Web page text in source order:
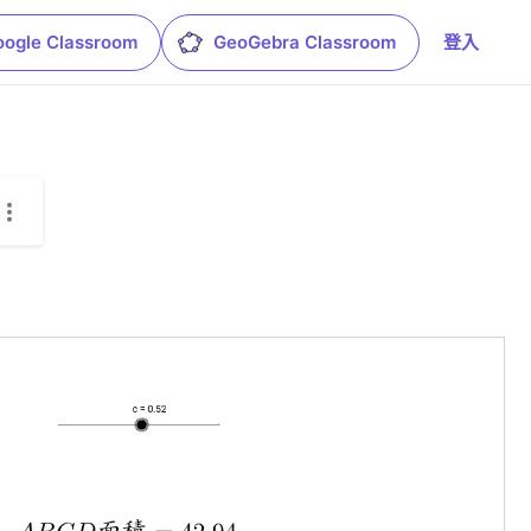
Classroom GeoGebra Classroom 登入